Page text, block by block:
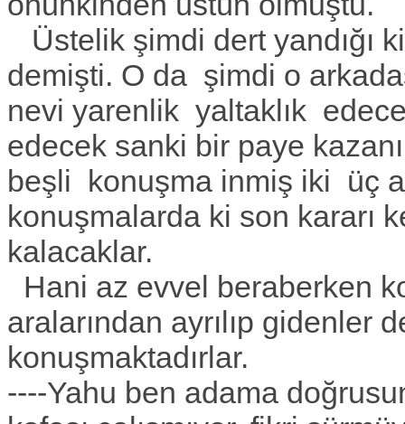
Üstelik şimdi dert yandığı
demişti. O da şimdi o
nevi yarenlik yaltaklık
edecek sanki bir paye
beşli konuşma inmiş iki üç
konuşmalarda ki son kararı
kalacaklar.
Hani az evvel beraberken
aralarından ayrılıp gidenler
konuşmaktadırlar.
----Yahu ben adama